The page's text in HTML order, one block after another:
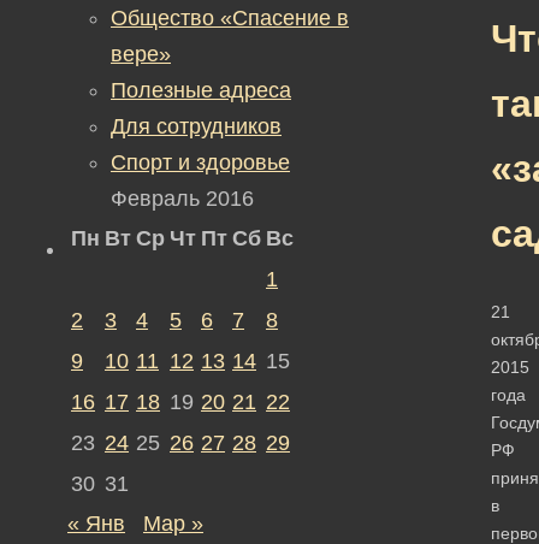
21
2015
года
РФ
в
Общество «Спасение в
вере»
Полезные адреса
Для сотрудников
Спорт и здоровье
Февраль 2016
Пн Вт Ср Чт Пт Сб Вс
1
2
3 4 5 6 7
8
9
10 11 12 13 14 15
16 17 18 19 20 21 22
23 24 25 26 27 28 29
30 31
« Янв
Мар »